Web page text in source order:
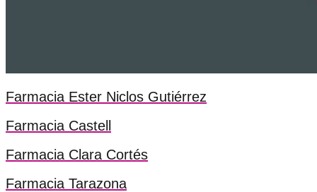
Farmacia Ester Niclos Gutiérrez
Farmacia Castell
Farmacia Clara Cortés
Farmacia Tarazona